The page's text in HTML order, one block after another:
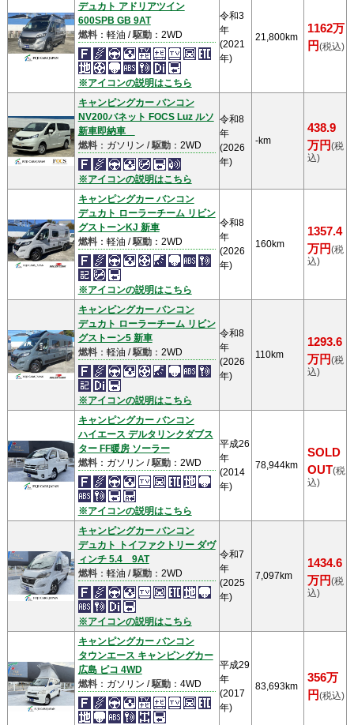
デュカト アドリアツイン
600SPB GB 9AT
燃料：軽油 /駆動：2WD
※アイコンの説明はこちら
令和3
年
(2021
年)
21,800km
1162万
円(税込)
キャンピングカー バンコン
NV200バネット FOCS Luz ルソ
新車即納車
燃料：ガソリン /駆動：2WD
※アイコンの説明はこちら
令和8
年
(2026
年)
-km
438.9
万円(税
込)
キャンピングカー バンコン
デュカト ローラーチーム リビン
グストーンKJ 新車
燃料：軽油 /駆動：2WD
※アイコンの説明はこちら
令和8
年
(2026
年)
160km
1357.4
万円(税
込)
キャンピングカー バンコン
デュカト ローラーチーム リビン
グストーン5 新車
燃料：軽油 /駆動：2WD
※アイコンの説明はこちら
令和8
年
(2026
年)
110km
1293.6
万円(税
込)
キャンピングカー バンコン
ハイエース デルタリンクダブス
ター FF暖房 ソーラー
燃料：ガソリン /駆動：2WD
※アイコンの説明はこちら
平成26
年
(2014
年)
78,944km
SOLD
OUT(税
込)
キャンピングカー バンコン
デュカト トイファクトリー ダヴ
ィンチ 5.4 9AT
燃料：軽油 /駆動：2WD
※アイコンの説明はこちら
令和7
年
(2025
年)
7,097km
1434.6
万円(税
込)
キャンピングカー バンコン
タウンエース キャンピングカー
広島 ピコ 4WD
燃料：ガソリン /駆動：4WD
平成29
年
(2017
年)
83,693km
356万
円(税込)